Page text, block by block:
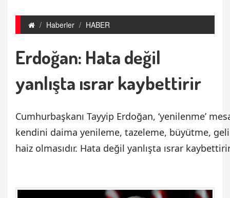
Haberler HABER
Erdoğan: Hata değil
yanlışta ısrar kaybettirir
Cumhurbaşkanı Tayyip Erdoğan, ‘yenilenme’
kendini daima yenileme, tazeleme, büyütme,
haiz olmasıdır. Hata değil yanlışta ısrar